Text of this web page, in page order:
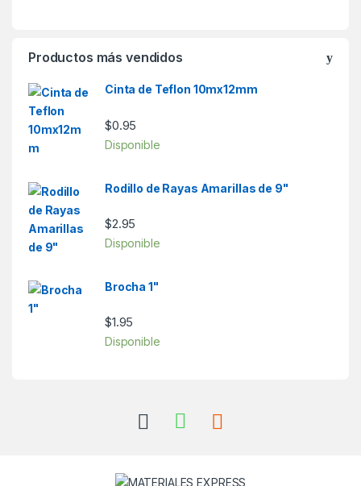
Productos más vendidos
Cinta de Teflon 10mx12mm
$0.95
Disponible
Rodillo de Rayas Amarillas de 9"
$2.95
Disponible
Brocha 1"
$1.95
Disponible